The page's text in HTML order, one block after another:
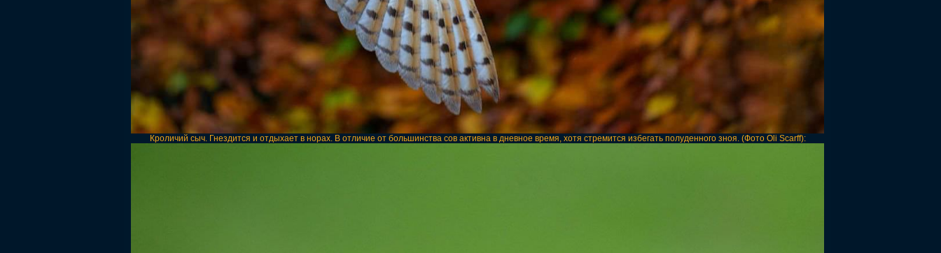
Кроличий сыч. Гнездится и отдыхает в норах. В отличие от большинства сов активна в дневное время, хотя стремится избегать полуденного зноя. (Фото Oli Scarff):